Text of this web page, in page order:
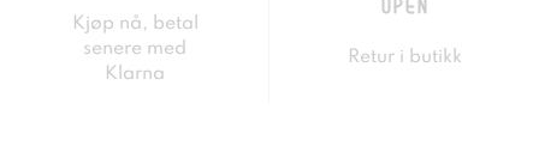
Kjøp nå, betal
senere med
Klarna
Retur i butikk